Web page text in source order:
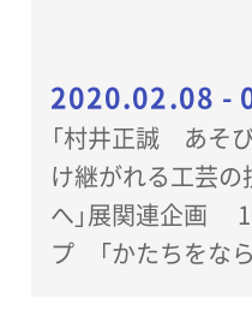
2020.02.08 -
「村井正誠 あそ
け継がれる工芸
へ」展関連企画 100円ワークショッ
プ 「かたちをな